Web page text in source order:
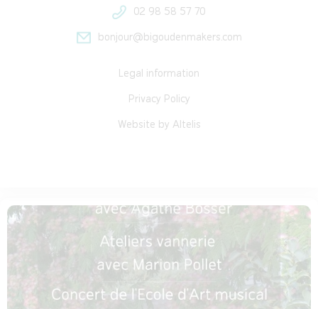
02 98 58 57 70
bonjour@bigoudenmakers.com
Legal information
Privacy Policy
Website by Altelis